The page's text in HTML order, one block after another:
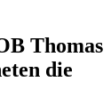
Thomas
die